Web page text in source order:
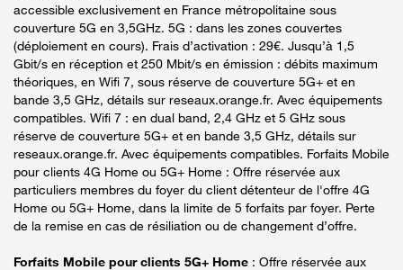
accessible exclusivement en France métropolitaine sous
couverture 5G en 3,5GHz. 5G : dans les zones couvertes
(déploiement en cours). Frais d’activation : 29€. Jusqu’à 1,5
Gbit/s en réception et 250 Mbit/s en émission : débits maximum
théoriques, en Wifi 7, sous réserve de couverture 5G+ et en
bande 3,5 GHz, détails sur reseaux.orange.fr. Avec équipements
compatibles. Wifi 7 : en dual band, 2,4 GHz et 5 GHz sous
réserve de couverture 5G+ et en bande 3,5 GHz, détails sur
reseaux.orange.fr. Avec équipements compatibles. Forfaits Mobile
pour clients 4G Home ou 5G+ Home : Offre réservée aux
particuliers membres du foyer du client détenteur de l'offre 4G
Home ou 5G+ Home, dans la limite de 5 forfaits par foyer. Perte
de la remise en cas de résiliation ou de changement d’offre.
Forfaits Mobile pour clients 5G+ Home : Offre réservée aux